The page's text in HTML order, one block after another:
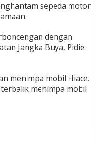
sepeda motor
dengan
Jangka Buya, Pidie
menimpa mobil Hiace.
menimpa mobil